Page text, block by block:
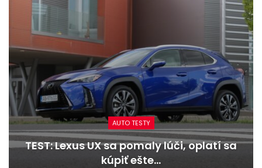
AUTO TESTY
TEST: Dacia Duster hybrid-G 150 4×4 –
Trojitý útok